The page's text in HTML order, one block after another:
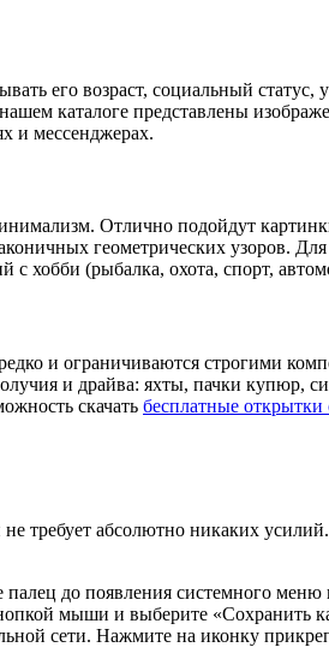
его возраст, социальный
каталоге представлены
и мессенджерах.
Отлично подойдут
геометрических узоров.
хобби (рыбалка, охота, спорт,
и ограничиваются строгими
и драйва: яхты, пачки купюр,
скачать бесплатные
требует абсолютно никаких
до появления системного
мыши и выберите «Сохранить
сети. Нажмите на иконку